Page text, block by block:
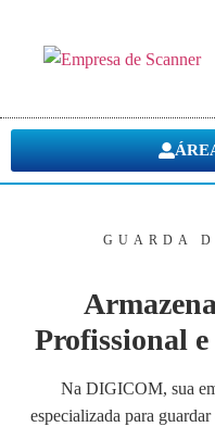
GUARDA
Profissional e
Na DIGICOM, sua
especializada para